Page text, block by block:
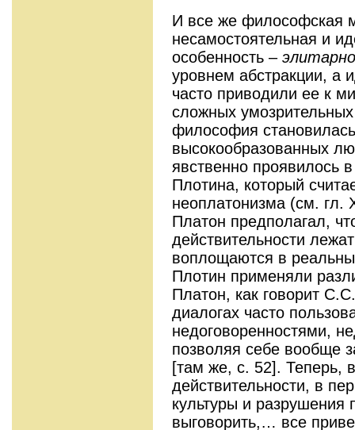
И все же философская
несамостоятельная и
особенность –
уровнем абстракции, а
часто приводили ее к
сложных умозрительных
философия
высокообразованных
явственно проявилось
Плотина, который
неоплатонизма (см. гл.
Платон предполагал,
действительности
воплощаются в
Плотин применяли
Платон, как говорит
диалогах часто
недоговоренностями,
позволяя себе вообще
[там же, с. 52]. Теперь,
действительности, в
культуры и разрушения
выговорить,… все